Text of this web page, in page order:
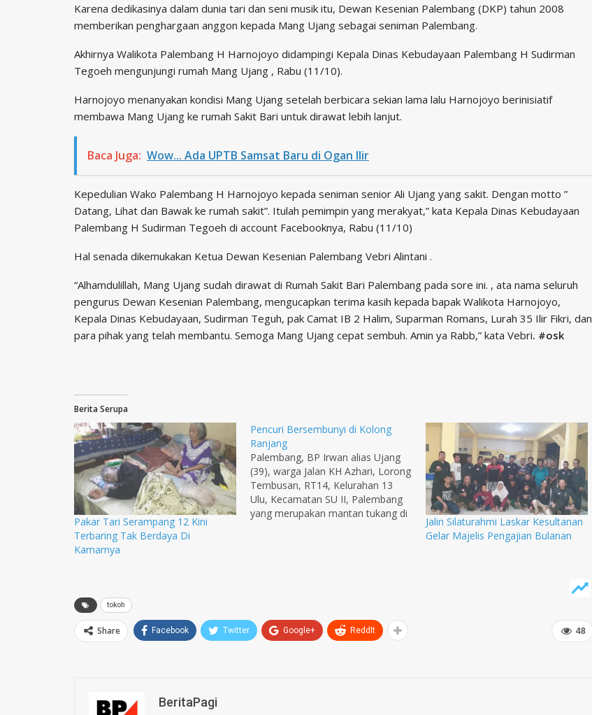
Karena dedikasinya dalam dunia tari dan seni musik itu, Dewan Kesenian Palembang (DKP) tahun 2008
memberikan penghargaan anggon kepada Mang Ujang sebagai seniman Palembang.
Akhirnya Walikota Palembang H Harnojoyo didampingi Kepala Dinas Kebudayaan Palembang H Sudirman
Tegoeh mengunjungi rumah Mang Ujang , Rabu (11/10).
Harnojoyo menanyakan kondisi Mang Ujang setelah berbicara sekian lama lalu Harnojoyo berinisiatif
membawa Mang Ujang ke rumah Sakit Bari untuk dirawat lebih lanjut.
Baca Juga: Wow... Ada UPTB Samsat Baru di Ogan Ilir
Kepedulian Wako Palembang H Harnojoyo kepada seniman senior Ali Ujang yang sakit. Dengan motto ”
Datang, Lihat dan Bawak ke rumah sakit”. Itulah pemimpin yang merakyat,” kata Kepala Dinas Kebudayaan
Palembang H Sudirman Tegoeh di account Facebooknya, Rabu (11/10)
Hal senada dikemukakan Ketua Dewan Kesenian Palembang Vebri Alintani .
“Alhamdulillah, Mang Ujang sudah dirawat di Rumah Sakit Bari Palembang pada sore ini. , ata nama seluruh
pengurus Dewan Kesenian Palembang, mengucapkan terima kasih kepada bapak Walikota Harnojoyo,
Kepala Dinas Kebudayaan, Sudirman Teguh, pak Camat IB 2 Halim, Suparman Romans, Lurah 35 Ilir Fikri, dan
para pihak yang telah membantu. Semoga Mang Ujang cepat sembuh. Amin ya Rabb,” kata Vebri. #osk
Berita Serupa
Pakar Tari Serampang 12 Kini
Terbaring Tak Berdaya Di
Kamarnya
Pencuri Bersembunyi di Kolong
Ranjang
Palembang, BP Irwan alias Ujang
(39), warga Jalan KH Azhari, Lorong
Tembusan, RT14, Kelurahan 13
Ulu, Kecamatan SU II, Palembang
yang merupakan mantan tukang di
Jalin Silaturahmi Laskar Kesultanan
Gelar Majelis Pengajian Bulanan
tokoh
48
Share Facebook Twitter Google+ ReddIt
BeritaPagi